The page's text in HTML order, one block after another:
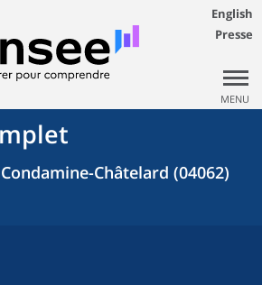
English
Presse
MENU
Châtelard (04062)